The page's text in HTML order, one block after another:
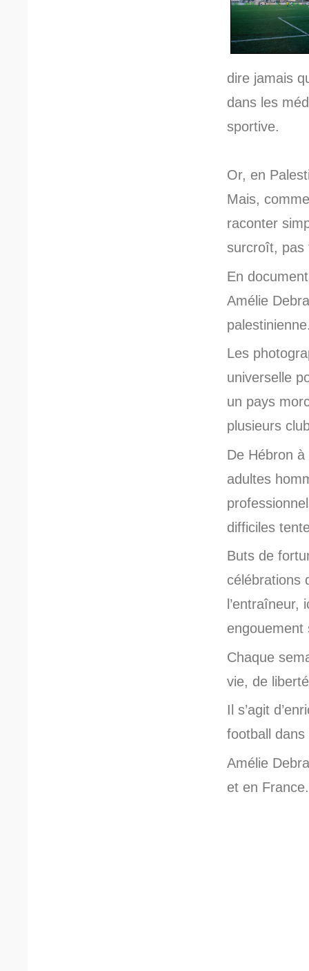
dire jamais
dans les
sportive.
Or, en
Mais,
raconter
surcroît, pas
En
Amélie
Les
universelle
un pays
plusieurs
De Hébron
adultes
difficiles
Buts de
célébrations
l’entraîneur,
engouement
Chaque
vie, de
Il s’agit
football
Amélie
et en France.